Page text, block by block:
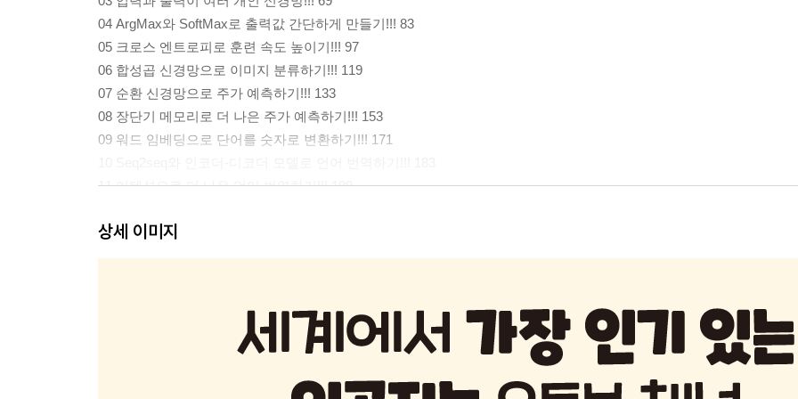
04 ArgMax와 SoftMax로 출력값 간단하게 만들기!!! 83
05 크로스 엔트로피로 훈련 속도 높이기!!! 97
06 합성곱 신경망으로 이미지 분류하기!!! 119
07 순환 신경망으로 주가 예측하기!!! 133
08 장단기 메모리로 더 나은 주가 예측하기!!! 153
09 워드 임베딩으로 단어를 숫자로 변환하기!!! 171
11 어텐션으로 더 나은 언어 번역하기!!! 199
13 디코더-온리 트랜스포머로 대량의 텍스트 생성하기!!! 255
14 인코더-온리 트랜스포머로 분류와 클러스터링하기!!! 267
감사의 글 354 / 참고 문헌 355 / 찾아보기 356
상세 이미지